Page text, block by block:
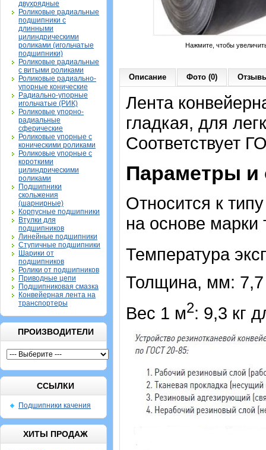
двухрядные
Роликовые радиальные
подшипники с
длинными
цилиндрическими
роликами (игольчатые
подшипники)
Роликовые радиальные
с витыми роликами
Роликовые радиально-
упорные конические
Радиально-упорные
игольчатые (РИК)
Роликовые упорно-
радиальные
сферические
Роликовые упорные с
коническими роликами
Роликовые упорные с
короткими
цилиндрическими
роликами
Подшипники
скольжения
(шарнирные)
Корпусные подшипники
Втулки для
подшипников
Линейные подшипники
Ступичные подшипники
Шарики от
подшипников
Ролики от подшипников
Приводные цепи
Подшипниковая смазка
Конвейерная лента на
транспортеры
ПРОИЗВОДИТЕЛИ
ССЫЛКИ
Подшипники качения
ХИТЫ ПРОДАЖ
Нажмите, чтобы
Описание Фото (0)
Лента
гладкая, для
Соответствует
Параметры и
Относится к
на основе марки
Температура
Толщина, мм:
Вес 1 м2: 9,3 кг